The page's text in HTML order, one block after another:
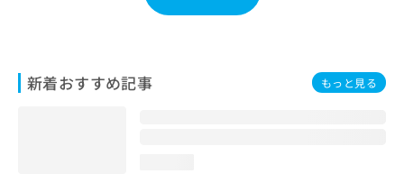
新着おすすめ記事 もっと見る
わ